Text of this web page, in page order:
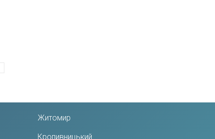
Житомир
Кропивницький